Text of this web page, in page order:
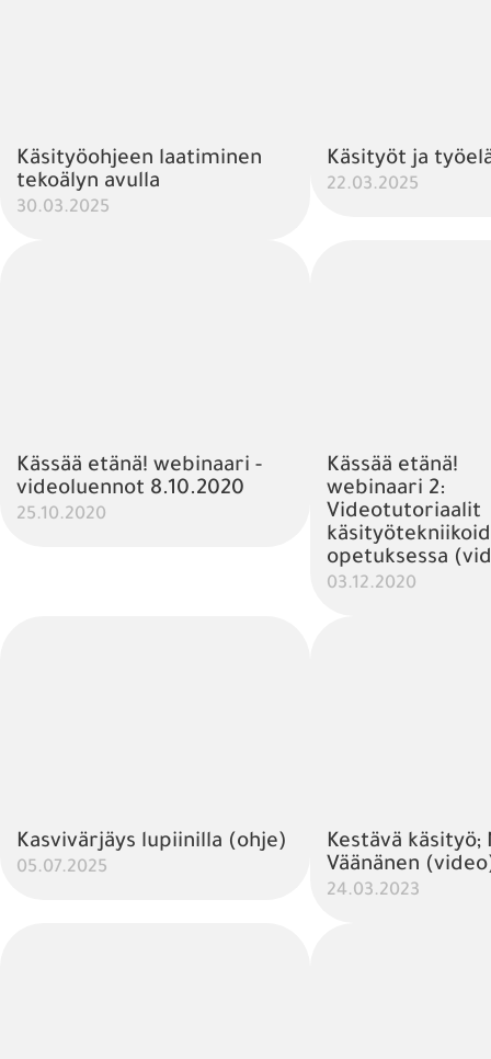
Käsityöohjeen laatiminen
tekoälyn avulla
30.03.2025
Käsityöt ja
22.03.2025
Kässää etänä! webinaari -
videoluennot 8.10.2020
25.10.2020
Kässää etänä!
webinaari 2:
Videotutoriaalit
opetuksessa
03.12.2020
Kasvivärjäys lupiinilla (ohje)
05.07.2025
Kestävä käsityö;
Väänänen
24.03.2023